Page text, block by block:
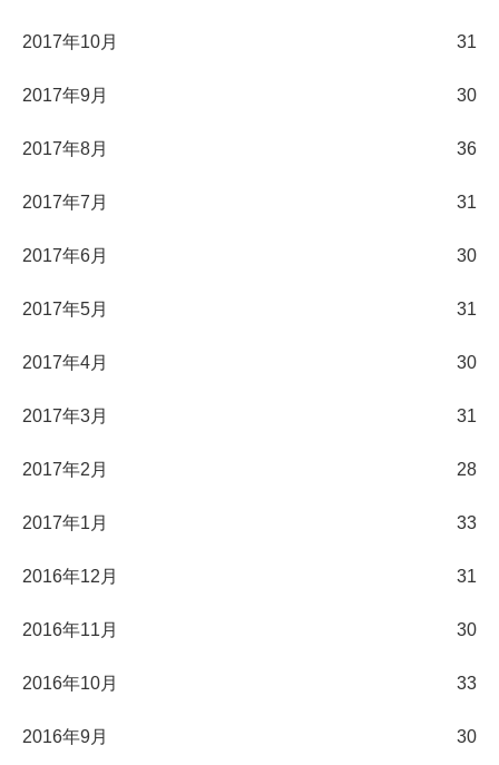
2017年10月 31
2017年9月 30
2017年8月 36
2017年7月 31
2017年6月 30
2017年5月 31
2017年4月 30
2017年3月 31
2017年2月 28
2017年1月 33
2016年12月 31
2016年11月 30
2016年10月 33
2016年9月 30